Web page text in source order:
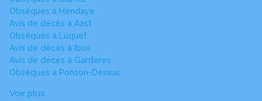
Obsèques à Hendaye
Avis de décès à Aast
Obsèques à Luquet
Avis de décès à Ibos
Avis de décès à Gardères
Obsèques à Ponson-Dessus
Voir plus